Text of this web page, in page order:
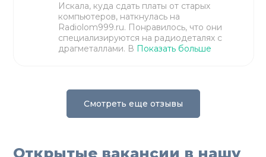
Искала, куда сдать платы от старых
компьютеров, наткнулась на
Radiolom999.ru. Понравилось, что они
специализируются на радиодеталях с
драгметаллами. В Показать больше
Смотреть еще отзывы
Открытые вакансии в нашу